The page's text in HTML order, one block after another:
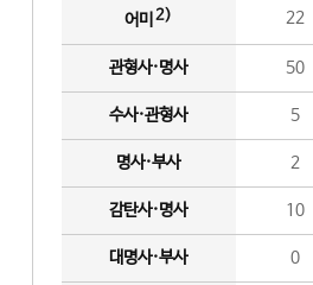
어미 2) 22
관형사·명사 50
수사·관형사 5
명사·부사 2
감탄사·명사 10
대명사·부사 0